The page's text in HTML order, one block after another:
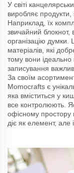
У світі
виробляє
Наприклад, їх
звичайний блокнот,
організацію думки.
матеріалів, які
тому вони
записування
За своїм
Momocrafts є
яка вміститься у
все контролюють.
офісному простору
діє як елемент, але